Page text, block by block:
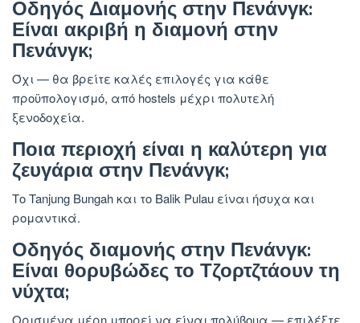
Οδηγός Διαμονής στην Πενάνγκ:
Είναι ακριβή η διαμονή στην
Πενάνγκ;
Όχι — θα βρείτε καλές επιλογές για κάθε
προϋπολογισμό, από hostels μέχρι πολυτελή
ξενοδοχεία.
Ποια περιοχή είναι η καλύτερη για
ζευγάρια στην Πενάνγκ;
Το Tanjung Bungah και το Balik Pulau είναι ήσυχα και
ρομαντικά.
Οδηγός διαμονής στην Πενάνγκ:
Είναι θορυβώδες το Τζορτζτάουν τη
νύχτα;
Ορισμένα μέρη μπορεί να είναι πολύβουα — επιλέξτε